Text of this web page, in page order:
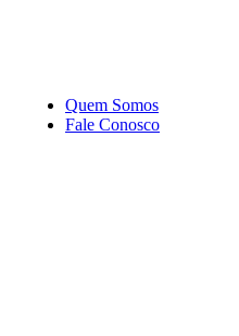
Quem Somos
Fale Conosco